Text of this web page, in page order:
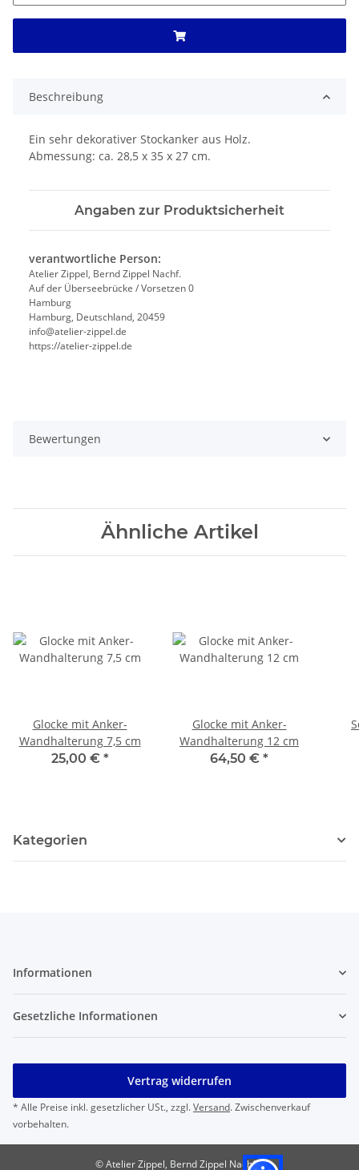
Beschreibung
Ein sehr dekorativer Stockanker aus Holz.
Abmessung: ca. 28,5 x 35 x 27 cm.
Angaben zur Produktsicherheit
verantwortliche Person:
Atelier Zippel, Bernd Zippel Nachf.
Auf der Überseebrücke / Vorsetzen 0
Hamburg
Hamburg, Deutschland, 20459
info@atelier-zippel.de
https://atelier-zippel.de
Bewertungen
Ähnliche Artikel
Glocke mit Anker-
Wandhalterung 7,5 cm
25,00 € *
Glocke mit Anker-
Wandhalterung 12 cm
64,50 € *
Kategorien
Informationen
Gesetzliche Informationen
Vertrag widerrufen
* Alle Preise inkl. gesetzlicher USt., zzgl.Versand. Zwischenverkauf
vorbehalten.
© Atelier Zippel, Bernd Zippel Nachf.